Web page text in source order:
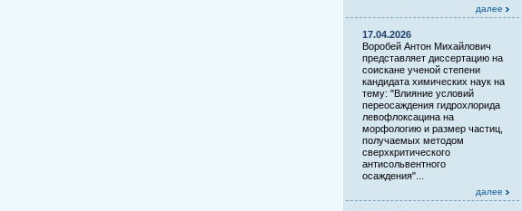
далее
17.04.2026
Воробей Антон Михайлович
представляет диссертацию на
соискане ученой степени
кандидата химических наук на
тему: "Влияние условий
переосаждения гидрохлорида
левофлоксацина на
морфологию и размер частиц,
получаемых методом
сверхкритического
антисольвентного
осаждения"...
далее